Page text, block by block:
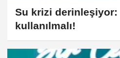
Su krizi
kullanılmalı!